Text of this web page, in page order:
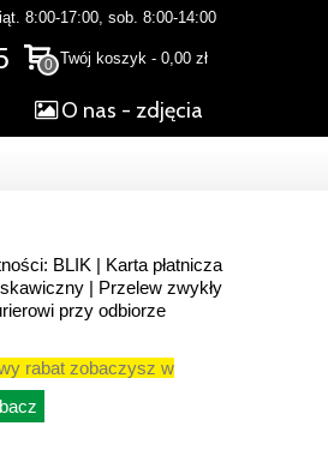
8:00-17:00, sob. 8:00-14:00
0 Twój koszyk - 0,00 zł
O nas - zdjęcia
BLIK | Karta płatnicza
| Przelew zwykły
przy odbiorze
rabat zobaczysz w